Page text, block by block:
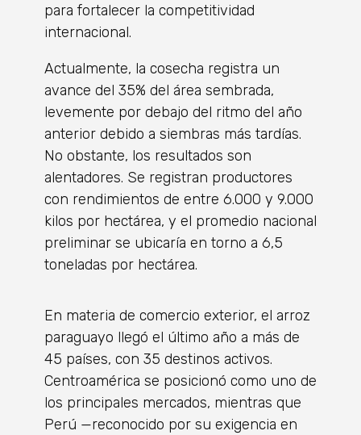
para fortalecer la competitividad
internacional.
Actualmente, la cosecha registra un
avance del 35% del área sembrada,
levemente por debajo del ritmo del año
anterior debido a siembras más tardías.
No obstante, los resultados son
alentadores. Se registran productores
con rendimientos de entre 6.000 y 9.000
kilos por hectárea, y el promedio nacional
preliminar se ubicaría en torno a 6,5
toneladas por hectárea.
En materia de comercio exterior, el arroz
paraguayo llegó el último año a más de
45 países, con 35 destinos activos.
Centroamérica se posicionó como uno de
los principales mercados, mientras que
Perú —reconocido por su exigencia en